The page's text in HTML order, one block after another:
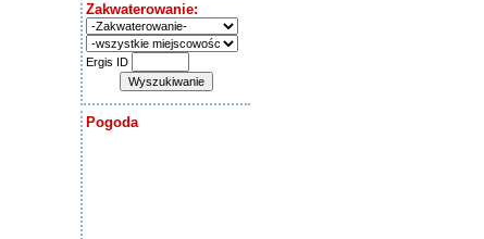
Zakwaterowanie:
Ergis ID
Pogoda